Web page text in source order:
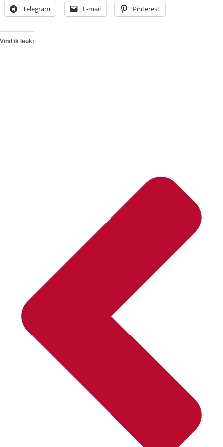
Telegram E-mail Pinterest
Vind ik leuk: